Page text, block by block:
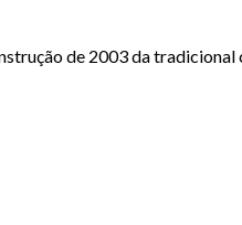
de 2003 da